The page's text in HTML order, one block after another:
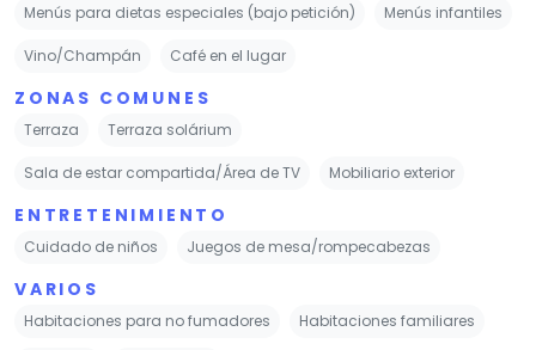
Menús para dietas especiales (bajo petición) Menús infantiles
Vino/Champán Café en el lugar
ZONAS COMUNES
Terraza Terraza solárium
Sala de estar compartida/Área de TV Mobiliario exterior
ENTRETENIMIENTO
Cuidado de niños Juegos de mesa/rompecabezas
VARIOS
Habitaciones para no fumadores Habitaciones familiares